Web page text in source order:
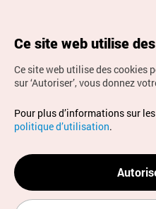
Droits d’auteur (c) Office
Tous droits réservés.
Pour les rapports d'erreurs
adressez vos demandes à
info.ontc@gmail.com
Ce site web utilise
Ce site web utilise des cookies
sur ‘Autoriser’, vous donnez
Pour plus d’informations sur
politique d’utilisation.